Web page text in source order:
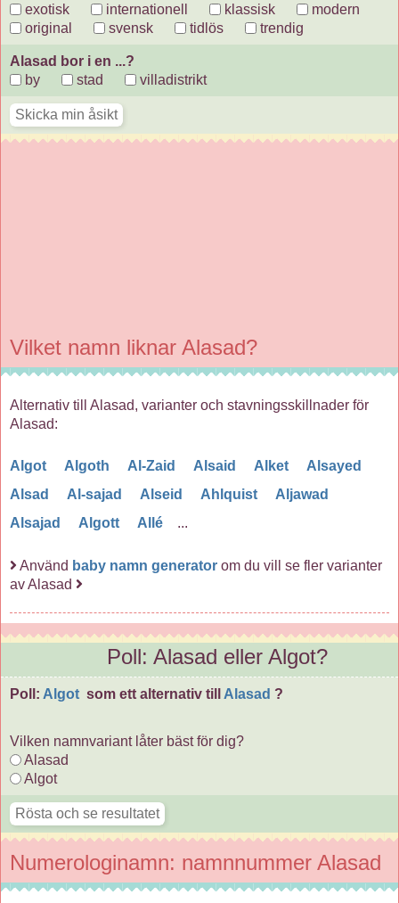
exotisk
internationell klassisk
modern
original
svensk tidlös trendig
Alasad bor i en ...?
by
stad villadistrikt
Vilket namn liknar Alasad?
Alternativ till Alasad, varianter och stavningsskillnader för
Alasad:
Algot Algoth Al-Zaid Alsaid Alket
Alsayed
Alsad
Al-sajad Alseid Ahlquist
Aljawad
Alsajad
Algott Allé ...
Använd baby namn generator om du vill se fler varianter
av Alasad
Poll: Alasad eller Algot?
Poll: Algot som ett alternativ till Alasad ?
Vilken namnvariant låter bäst för dig?
Alasad
Algot
Numerologinamn: namnnummer Alasad